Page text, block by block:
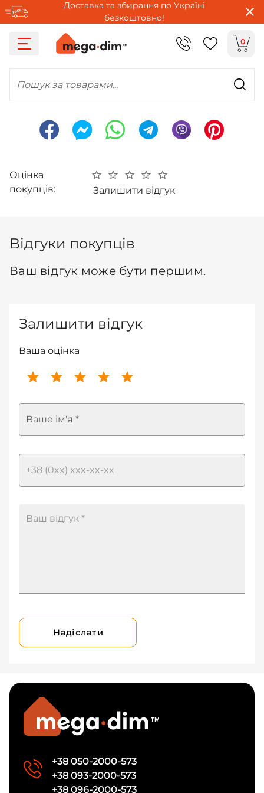
Доставка та збирання по Україні
безкоштовно!
0
Пошук за товарами...
Оцінка
покупців:
Залишити відгук
Відгуки покупців
Ваш відгук може бути першим.
Залишити відгук
Ваша оцінка
Ваше ім'я *
Надіслати
+38 050-2000-573
+38 093-2000-573
+38 096-2000-573